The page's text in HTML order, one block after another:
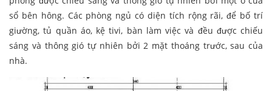
sổ bên hông. Các phòng ngủ có diện tích rộng rãi, để bố trí
giường, tủ quần áo, kệ tivi, bàn làm việc và đều được chiếu
sáng và thông gió tự nhiên bởi 2 mặt thoáng trước, sau của
nhà.